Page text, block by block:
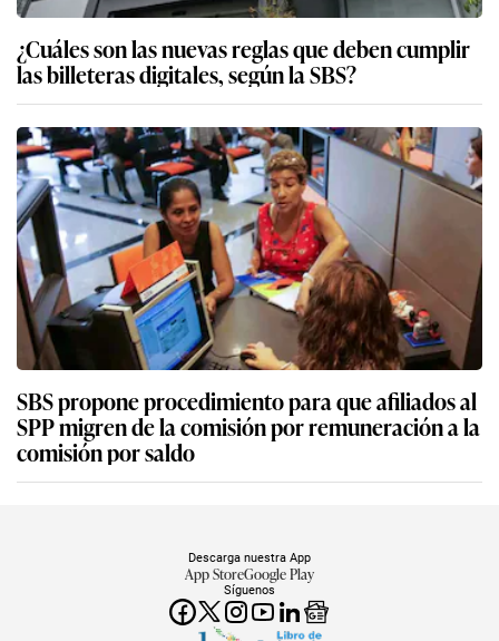
¿Cuáles son las nuevas reglas que deben cumplir
las billeteras digitales, según la SBS?
SBS propone procedimiento para que afiliados al
SPP migren de la comisión por remuneración a la
comisión por saldo
Síguenos
Descarga nuestra App
App StoreGoogle Play